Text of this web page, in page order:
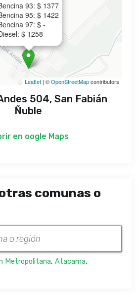
93: $ 1377
95: $ 1422
97: $ -
$ 1258
Leaflet | ©OpenStreetMapcontributors
504, San Fabián
Ñuble
en oogle Maps
comunas o
Metropolitana, Atacama,